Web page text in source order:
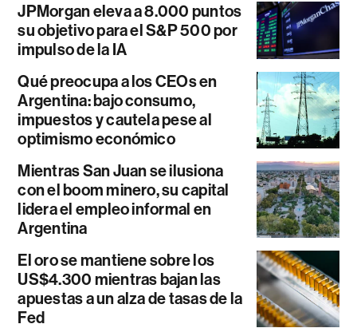
JPMorgan eleva a 8.000 puntos
su objetivo para el S&P 500 por
impulso de la IA
Qué preocupa a los CEOs en
Argentina: bajo consumo,
impuestos y cautela pese al
optimismo económico
Mientras San Juan se ilusiona
con el boom minero, su capital
lidera el empleo informal en
Argentina
El oro se mantiene sobre los
US$4.300 mientras bajan las
apuestas a un alza de tasas de la
Fed